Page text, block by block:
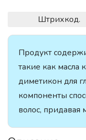
Штрихкод.
Продукт
такие как масла
диметикон для
компоненты
волос, придавая